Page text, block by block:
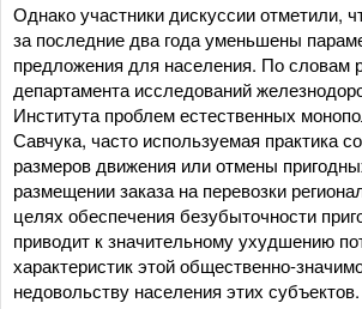
Однако участники дискуссии отметили,
за последние два года уменьшены
предложения для населения. По словам
департамента исследований
Института проблем естественных
Савчука, часто используемая практика
размеров движения или отмены
размещении заказа на перевозки
целях обеспечения безубыточности
приводит к значительному ухудшению
характеристик этой общественно-
недовольству населения этих субъектов.